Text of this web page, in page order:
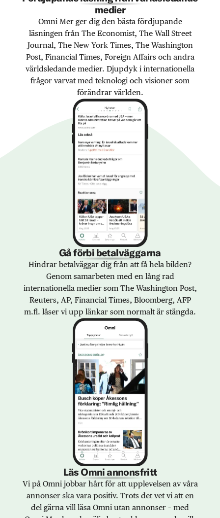
medier
Omni Mer ger dig den bästa fördjupande
läsningen från The Economist, The Wall Street
Journal, The New York Times, The Washington
Post, Financial Times, Foreign Affairs och andra
världsledande medier. Djupdyk i internationella
frågor varvat med teknologi och visioner som
förändrar världen.
Gå förbi betalväggarna
Hindrar betalväggar dig från att få hela bilden?
Genom samarbeten med en lång rad
internationella medier som The Washington Post,
Reuters, AP, Financial Times, Bloomberg, AFP
m.fl. låser vi upp länkar som normalt är stängda.
Läs Omni annonsfritt
Vi på Omni jobbar hårt för att upplevelsen av våra
annonser ska vara positiv. Trots det vet vi att en
del gärna vill läsa Omni utan annonser – med